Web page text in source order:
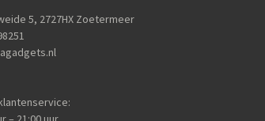
5, 2727HX Zoetermeer